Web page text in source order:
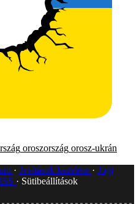
oroszország orosz-ukrán
Javítások kezelése
Jogi
Sütibeállítások